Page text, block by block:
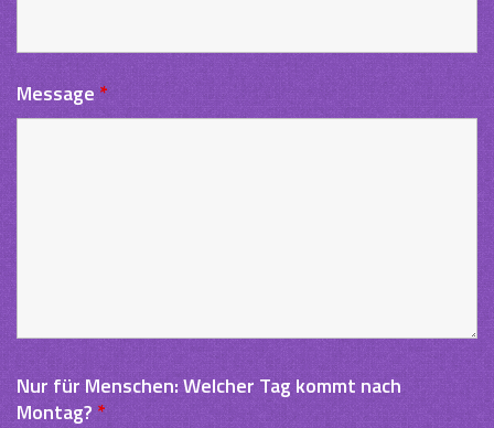
Message *
Nur für Menschen: Welcher Tag kommt nach
Montag?*